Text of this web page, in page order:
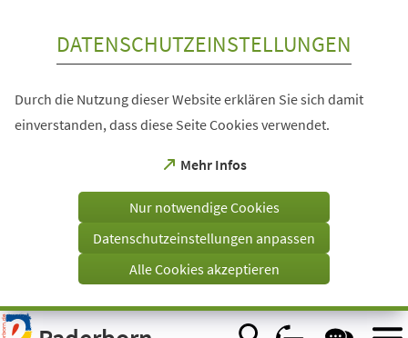
Visuelle
Assistenzsoftware
DATENSCHUTZEINSTELLUNGEN
Durch die Nutzung dieser Website erklären Sie sich damit
einverstanden, dass diese Seite Cookies verwendet.
Mehr Infos
(Öffnet
einem
Tab)
Nur notwendige Cookies
Datenschutzeinstellungen anpassen
Alle Cookies akzeptieren